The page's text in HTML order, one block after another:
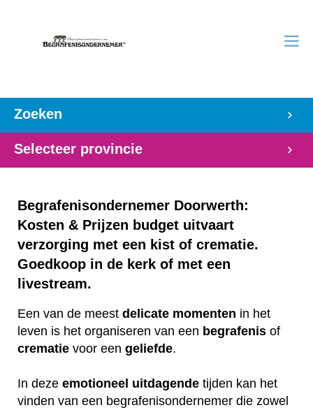
Zoeken
Selecteer provincie
Begrafenisondernemer Doorwerth:
Kosten & Prijzen budget uitvaart
verzorging met een kist of crematie.
Goedkoop in de kerk of met een
livestream.
Een van de meest delicate momenten in het
leven is het organiseren van een begrafenis of
crematie voor een geliefde.
In deze emotioneel uitdagende tijden kan het
vinden van een begrafenisondernemer die zowel